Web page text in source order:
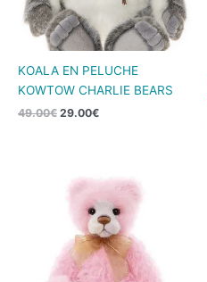
KOALA EN PELUCHE
KOWTOW CHARLIE BEARS
49.00€ 29.00€